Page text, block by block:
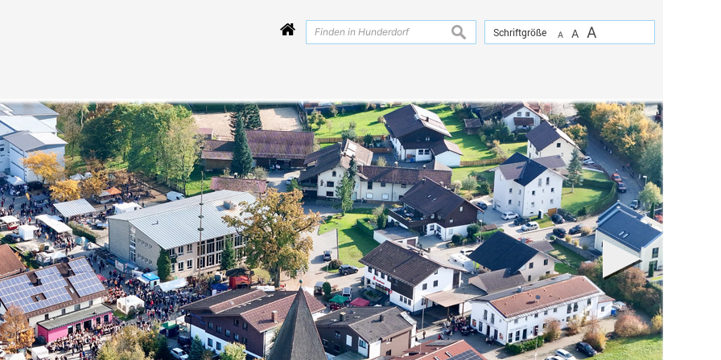
Schriftgröße A A A
suchen